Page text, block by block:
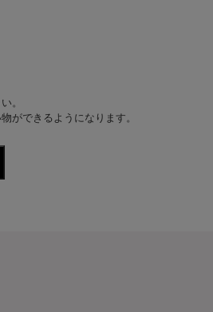
。
ができるようになります。